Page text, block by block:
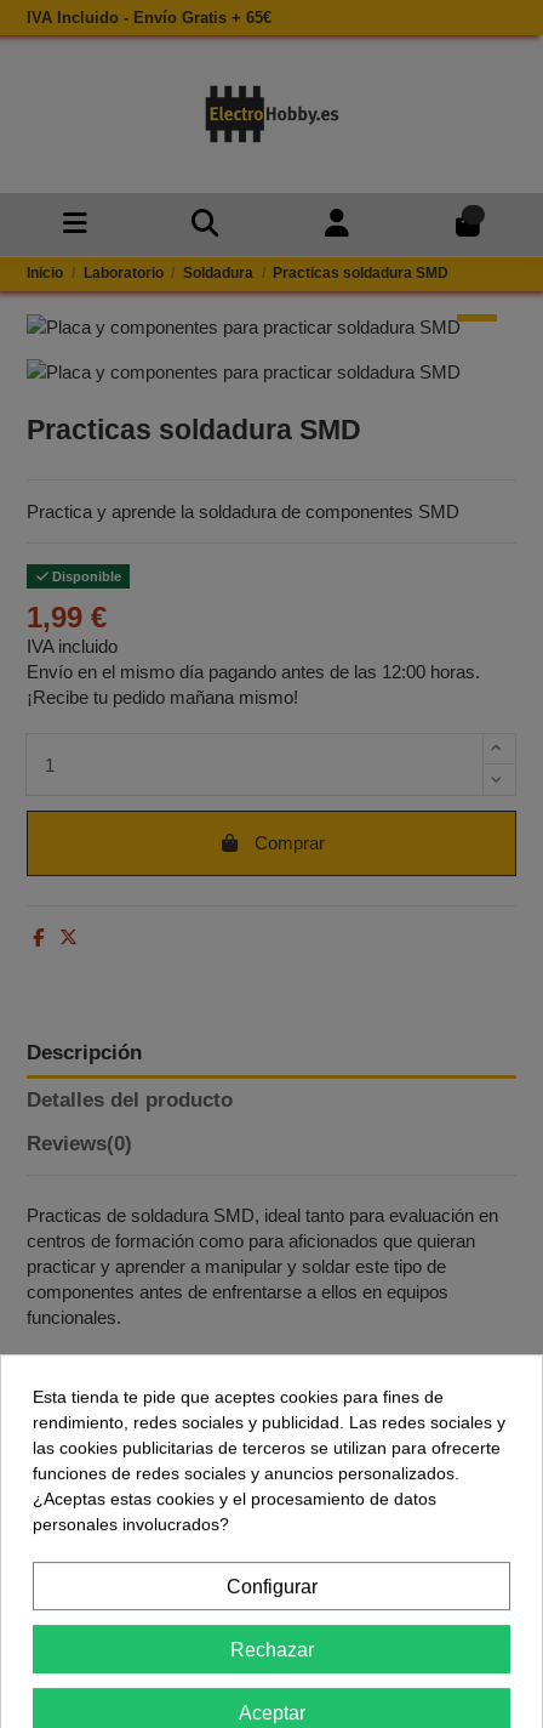
IVA Incluido - Envío Gratis + 65€
Inicio Laboratorio Soldadura Practicas soldadura SMD
Practicas soldadura SMD
Practica y aprende la soldadura de componentes SMD
Disponible
1,99 €
IVA incluido
Envío en el mismo día pagando antes de las 12:00 horas.
¡Recibe tu pedido mañana mismo!
Comprar
Descripción
Detalles del producto
Reviews(0)
Practicas de soldadura SMD, ideal tanto para evaluación en
centros de formación como para aficionados que quieran
practicar y aprender a manipular y soldar este tipo de
componentes antes de enfrentarse a ellos en equipos
funcionales.
Accesorios
Pinzas de precision
4,99 €
Esta tienda te pide que aceptes cookies para fines de
rendimiento, redes sociales y publicidad. Las redes sociales y
las cookies publicitarias de terceros se utilizan para ofrecerte
funciones de redes sociales y anuncios personalizados.
¿Aceptas estas cookies y el procesamiento de datos
personales involucrados?
Configurar
Rechazar
Aceptar